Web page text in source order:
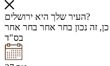
העיר שלך היא ירושלים?
כן, זה נכון בחר אחר בחר אחר
בס"ד